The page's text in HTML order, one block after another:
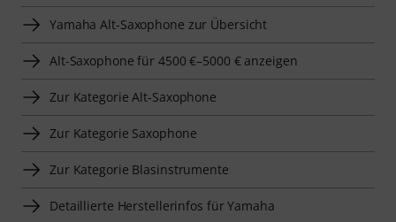
Yamaha Alt-Saxophone zur Übersicht
Alt-Saxophone für 4500 €–5000 € anzeigen
Zur Kategorie Alt-Saxophone
Zur Kategorie Saxophone
Zur Kategorie Blasinstrumente
Detaillierte Herstellerinfos für Yamaha